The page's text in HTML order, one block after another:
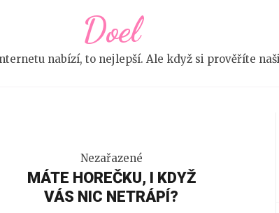
Doel
nabízí, to nejlepší. Ale když si prověříte
Nezařazené
MÁTE HOREČKU, I KDYŽ
VÁS NIC NETRÁPÍ?